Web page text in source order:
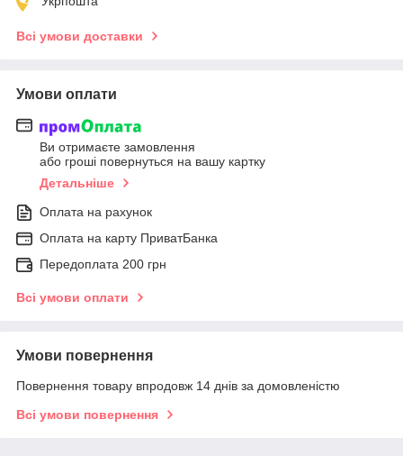
Всі умови доставки
Умови оплати
Ви отримаєте замовлення
або гроші повернуться на вашу картку
Детальніше
Оплата на рахунок
Оплата на карту ПриватБанка
Передоплата 200 грн
Всі умови оплати
Умови повернення
Повернення товару впродовж 14 днів за домовленістю
Всі умови повернення